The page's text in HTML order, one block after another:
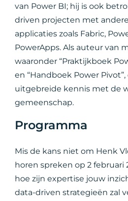
van Power BI; hij is ook
driven projecten met
applicaties zoals Fabric,
PowerApps. Als auteur van
waaronder “Praktijkboek
en “Handboek Power
uitgebreide kennis met de
gemeenschap.
Programma
Mis de kans niet om Henk
horen spreken op 2 februari
hoe zijn expertise jouw
data-driven strategieën zal